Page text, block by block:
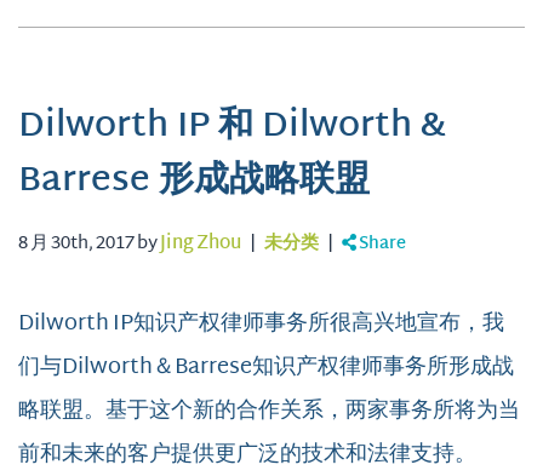
Dilworth IP 和 Dilworth &
Barrese 形成战略联盟
8 月 30th, 2017 byJing Zhou | 未分类 | Share
Dilworth IP知识产权律师事务所很高兴地宣布，我
们与Dilworth＆Barrese知识产权律师事务所形成战
略联盟。基于这个新的合作关系，两家事务所将为当
前和未来的客户提供更广泛的技术和法律支持。